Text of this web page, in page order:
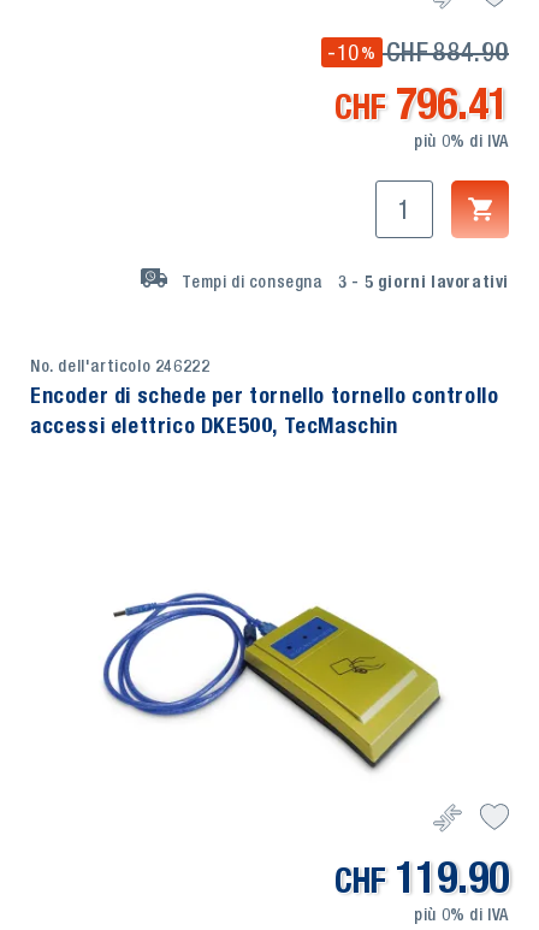
-10% 884.90
CHF
796.41
CHF
più 0% di IVA
Tempi di consegna 3 - 5 giorni lavorativi
No. dell'articolo 246222
Encoder di schede per tornello tornello controllo
accessi elettrico DKE500, TecMaschin
119.90
CHF
più 0% di IVA